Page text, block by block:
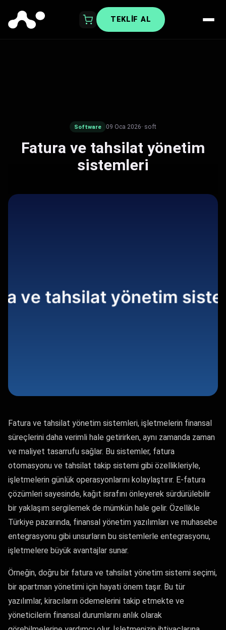
TEKLIF AL
Software 09 Oca 2026· soft
Fatura ve tahsilat yönetim
sistemleri
Fatura ve tahsilat yönetim sistemleri, işletmelerin finansal
süreçlerini daha verimli hale getirirken, aynı zamanda zaman
ve maliyet tasarrufu sağlar. Bu sistemler, fatura
otomasyonu ve tahsilat takip sistemi gibi özellikleriyle,
işletmelerin günlük operasyonlarını kolaylaştırır. E-fatura
çözümleri sayesinde, kağıt israfını önleyerek sürdürülebilir
bir yaklaşım sergilemek de mümkün hale gelir. Özellikle
Türkiye pazarında, finansal yönetim yazılımları ve muhasebe
entegrasyonu gibi unsurların bu sistemlerle entegrasyonu,
işletmelere büyük avantajlar sunar.
Örneğin, doğru bir fatura ve tahsilat yönetim sistemi seçimi,
bir apartman yönetimi için hayati önem taşır. Bu tür
yazılımlar, kiracıların ödemelerini takip etmekte ve
yöneticilerin finansal durumlarını anlık olarak